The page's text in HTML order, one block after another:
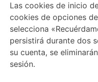
Las cookies de inicio
cookies de opciones
selecciona
persistirá durante dos
su cuenta, se
sesión.